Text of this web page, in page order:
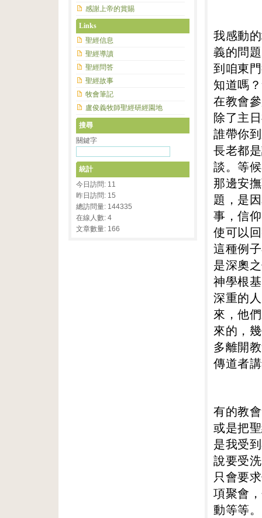
我感動
義的問
到咱東
知道嗎
在教會
除了主
誰帶你
長老都
談。等
那邊安
題，是
事，信
使可以
這種例
是深奧
神學根
深重的
來，他
來的，
多離開
傳道者
有的教
或是把
是我受
說要受
只會要
項聚會
動等等。
感謝上帝的賞賜
Links
聖經信息
聖經導讀
聖經問答
聖經故事
牧會筆記
盧俊義牧師聖經研經園地
搜尋
關鍵字
統計
今日訪問: 11
昨日訪問: 15
總訪問量: 144335
在線人數: 4
文章數量: 166